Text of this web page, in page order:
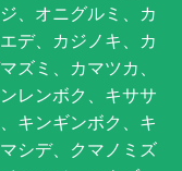
、オニグルミ、カ
デ、カジノキ、カ
ズミ、カマツカ、
レンボク、キササ
キンギンボク、キ
シデ、クマノミズ